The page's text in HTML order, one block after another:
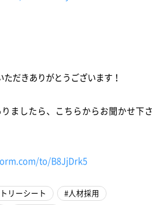
だきありがとうございます！
ましたら、こちらからお聞かせ下さ
to/B8JjDrk5
リーシート
人材採用